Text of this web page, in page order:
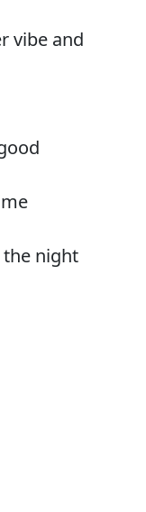
vibe and
night